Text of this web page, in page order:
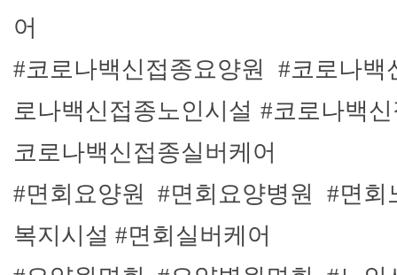
어
#코로나백신접종요양원 #코로나
로나백신접종노인시설 #코로나백
코로나백신접종실버케어
#면회요양원 #면회요양병원 #면회
복지시설 #면회실버케어